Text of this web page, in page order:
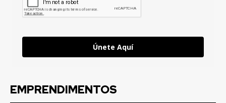
Únete Aquí
EMPRENDIMENTOS